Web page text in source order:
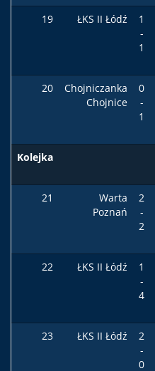
19 ŁKS II Łódź
1
-
1
20
Chojniczanka
Chojnice
0
-
1
Kolejka
21
Warta
Poznań
2
-
2
22 ŁKS II Łódź
1
-
4
23 ŁKS II Łódź
2
-
0